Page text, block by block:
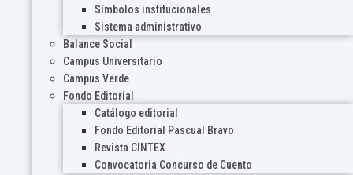
Símbolos institucionales
Sistema administrativo
Balance Social
Campus Universitario
Campus Verde
Fondo Editorial
Catálogo editorial
Fondo Editorial Pascual Bravo
Revista CINTEX
Convocatoria Concurso de Cuento